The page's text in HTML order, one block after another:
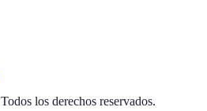
Todos los derechos reservados.